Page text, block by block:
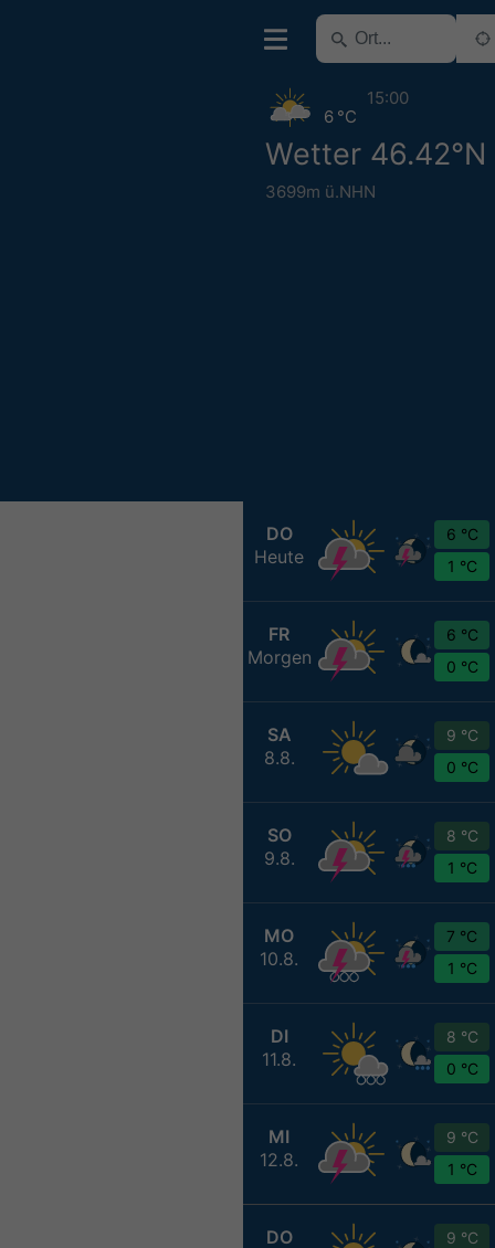
Wetter 46.42°N
3699m ü.NHN
6 °C
15:00
DO
Heute
6 °C
1 °C
FR
Morgen
6 °C
0 °C
SA
8.8.
9 °C
0 °C
SO
9.8.
8 °C
1 °C
MO
10.8.
7 °C
1 °C
DI
11.8.
8 °C
0 °C
MI
12.8.
9 °C
1 °C
DO
9 °C